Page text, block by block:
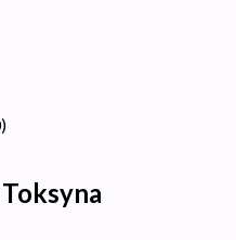
)
Toksyna